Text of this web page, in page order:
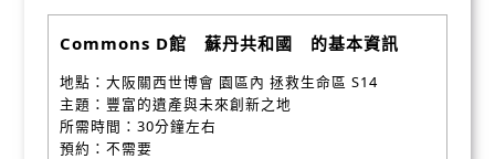
Commons D館 蘇丹共和國 的基本資訊
地點：大阪關西世博會 園區內 拯救生命區 S14
主題：豐富的遺產與未來創新之地
所需時間：30分鐘左右
預約：不需要